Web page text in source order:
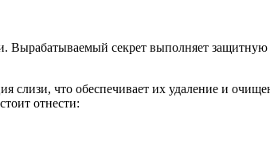
Вырабатываемый секрет выполняет
что обеспечивает их удаление и
отнести: